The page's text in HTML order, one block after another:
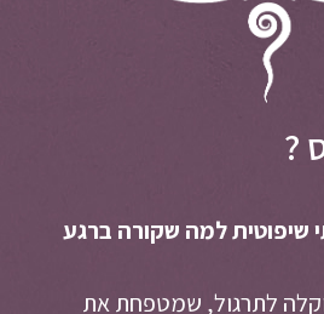
?
שיפוטית למה שקורה ברגע
לתרגול, שמטפחת את